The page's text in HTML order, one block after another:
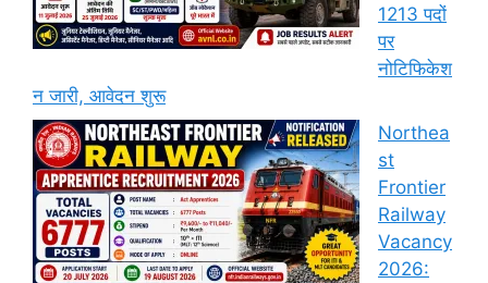
1213 पदों
पर
नोटिफिकेश
न जारी, आवेदन शुरू
Northea
st
Frontier
Railway
Vacancy
2026: